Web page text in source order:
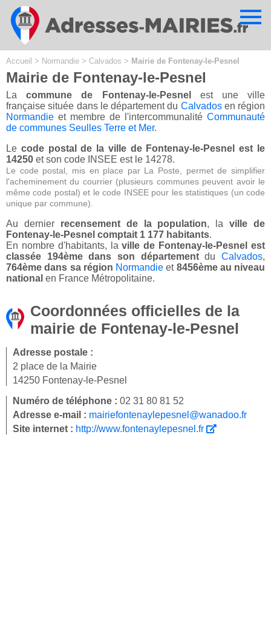
Accueil > Normandie > Calvados > Mairie de Fontenay-le-Pesnel
Mairie de Fontenay-le-Pesnel
Lacommune de Fontenay-le-Pesnel
est une ville
française située dans le département du Calvadosen région
Normandie et membre de l'intercommunalité Communauté
de communes Seulles Terre et Mer.
Le code postal de la ville de Fontenay-le-Pesnel est le
14250 et son code INSEE est le 14278.
Le code postal, mis en place par La Poste, permet de simplifier
l'acheminement du courrier (plusieurs communes peuvent avoir le
même code postal) et le code INSEE pour les statistiques (un code
unique par commune).
Au dernier recensement de la population, laville de
Fontenay-le-Pesnel comptait 1 177 habitants.
En nombre d'habitants, laville de Fontenay-le-Pesnel est
classée 194ème dans son départementduCalvados,
764ème dans sa région Normandie et 8456ème au niveau
national en France Métropolitaine.
Coordonnées officielles de la
mairie de Fontenay-le-Pesnel
Adresse postale :
2 place de la Mairie
14250 Fontenay-le-Pesnel
Numéro de téléphone : 02 31 80 81 52
Adresse e-mail : mairiefontenaylepesnel@wanadoo.fr
Site internet : http://www.fontenaylepesnel.fr
Cookies management panel